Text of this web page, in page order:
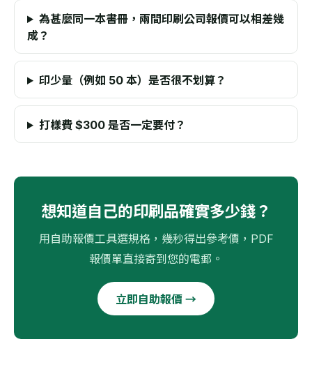
為甚麼同一本書冊，兩間印刷公司報價可以相差幾
成？
印少量（例如 50 本）是否很不划算？
打樣費 $300 是否一定要付？
想知道自己的印刷品確實多少錢？
用自助報價工具選規格，幾秒得出參考價，PDF
報價單直接寄到您的電郵。
立即自助報價 →